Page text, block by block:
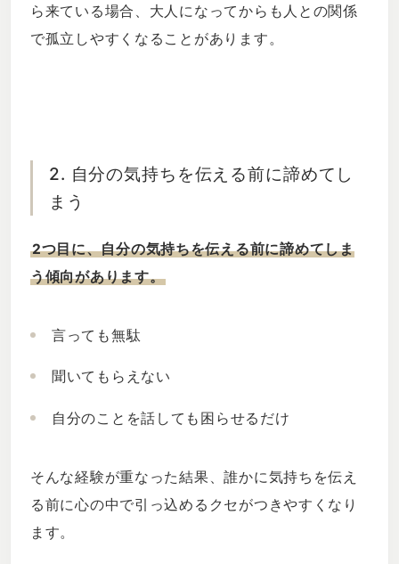
ら来ている場合、大人になってからも人との関係
で孤立しやすくなることがあります。
2. 自分の気持ちを伝える前に諦めてし
まう
2つ目に、自分の気持ちを伝える前に諦めてしま
う傾向があります。
言っても無駄
聞いてもらえない
自分のことを話しても困らせるだけ
そんな経験が重なった結果、誰かに気持ちを伝え
る前に心の中で引っ込めるクセがつきやすくなり
ます。